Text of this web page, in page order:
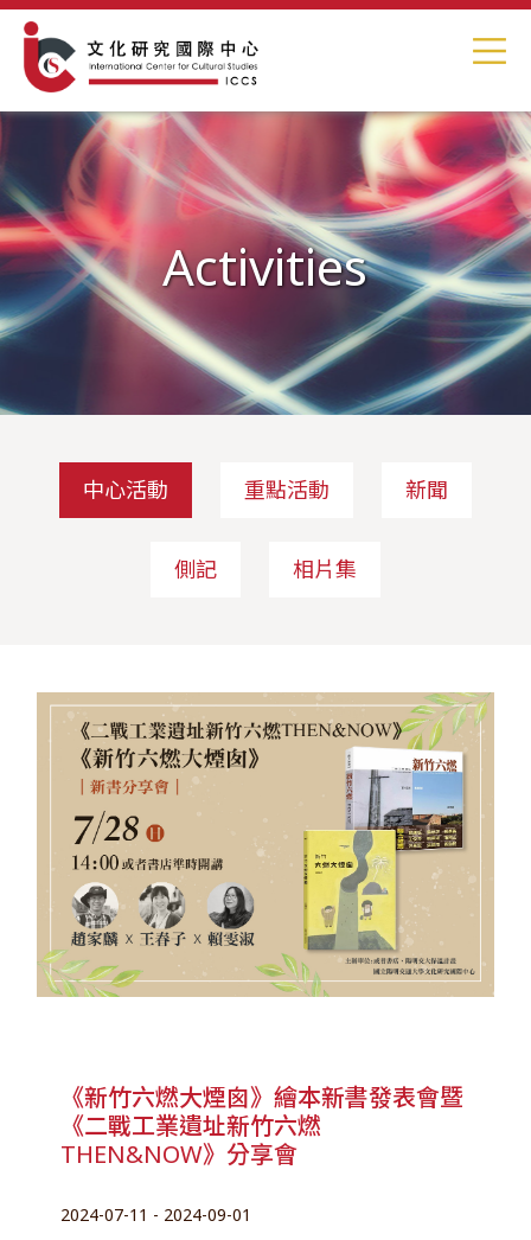
Activities
中心活動 重點活動 新聞
側記 相片集
《新竹六燃大煙囪》繪本新書發表會暨
《二戰工業遺址新竹六燃
THEN&NOW》分享會
2024-07-11 - 2024-09-01